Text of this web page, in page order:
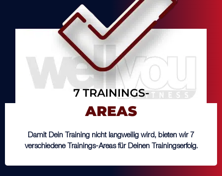
7 TRAININGS-
AREAS
Damit Dein Training nicht langweilig wird, bieten wir 7
verschiedene Trainings-Areas für Deinen Trainingserfolg.